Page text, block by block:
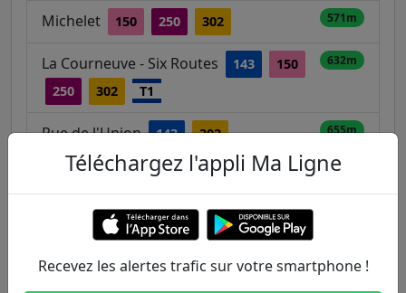
Michelet 150 250 302 571m
La Courneuve - Six Routes 143
150
250
302 T1
632m
Rue de l'Union 143 302 655m
Jean Mermoz - Henri Barbusse
143
696m
Téléchargez l'appli Ma Ligne
Recevez les alertes trafic sur votre smartphone !